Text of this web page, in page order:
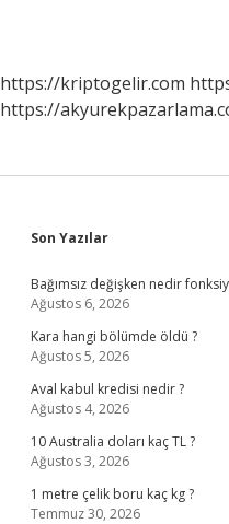
https://kriptogelir.com
https://
Sidebar
Son Yazılar
Bağımsız değişken nedir
Ağustos 6, 2026
Kara hangi bölümde öldü ?
Ağustos 5, 2026
Aval kabul kredisi nedir ?
Ağustos 4, 2026
10 Australia doları kaç TL ?
Ağustos 3, 2026
1 metre çelik boru kaç kg ?
Temmuz 30, 2026